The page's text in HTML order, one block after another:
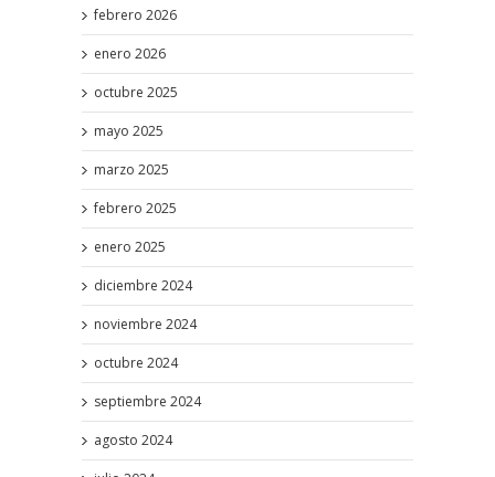
febrero 2026
enero 2026
octubre 2025
mayo 2025
marzo 2025
febrero 2025
enero 2025
diciembre 2024
noviembre 2024
octubre 2024
septiembre 2024
agosto 2024